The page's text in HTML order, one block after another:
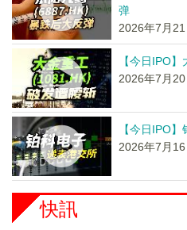
弹
2026年7月
【今日IPO
2026年7月
【今日IPO
2026年7月
快訊